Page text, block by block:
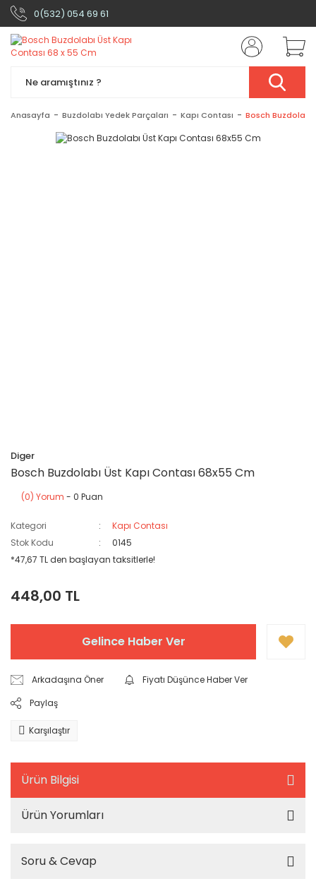
0(532) 054 69 61
Anasayfa Buzdolabı Yedek Parçaları Kapı Contası Bosch Buzdolabı
Diger
Bosch Buzdolabı Üst Kapı Contası 68x55 Cm
(0) Yorum - 0 Puan
Kategori
Kapı Contası
Stok Kodu
0145
*47,67 TL den başlayan taksitlerle!
448,00 TL
Gelince Haber Ver
Arkadaşına Öner
Fiyatı Düşünce Haber Ver
Paylaş
Karşılaştır
Ürün Bilgisi
Ürün Yorumları
Soru & Cevap